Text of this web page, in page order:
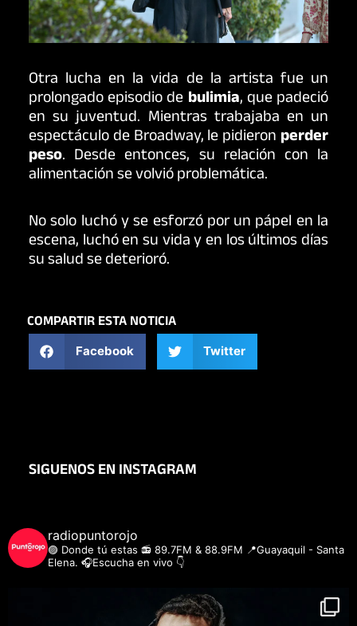
Otra lucha en la vida de la artista fue un
prolongado episodio de bulimia, que padeció
en su juventud. Mientras trabajaba en un
espectáculo de Broadway, le pidieron perder
peso. Desde entonces, su relación con la
alimentación se volvió problemática.
No solo luchó y se esforzó por un pápel en la
escena, luchó en su vida y en los últimos días
su salud se deterioró.
COMPARTIR ESTA NOTICIA
Facebook Twitter
SIGUENOS EN INSTAGRAM
radiopuntorojo
🟣 Donde tú estas 📻 89.7FM & 88.9FM 📍Guayaquil - Santa
Elena. 🎧Escucha en vivo 👇